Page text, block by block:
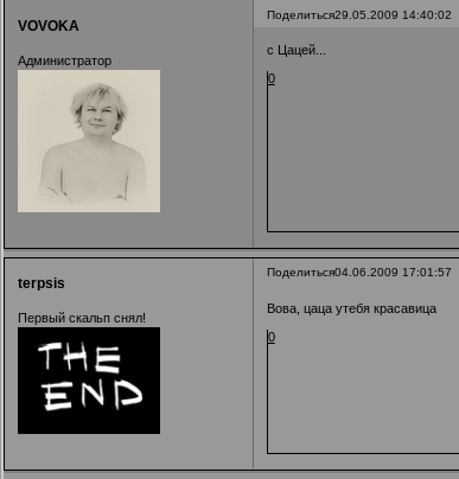
Поделиться29.05.2009 14:40:02
VOVOKA
Администратор
с Цацей...
0
Поделиться04.06.2009 17:01:57
terpsis
Первый скальп снял!
Вова, цаца утебя красавица
0